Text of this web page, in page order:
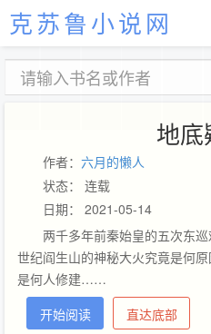
克苏鲁小说网
地底
作者： 六月的懒人
状态： 连载
日期： 2021-05-14
两千多年前秦始皇的五次东
世纪阎生山的神秘大火究竟是何
是何人修建……
开始阅读
直达底部